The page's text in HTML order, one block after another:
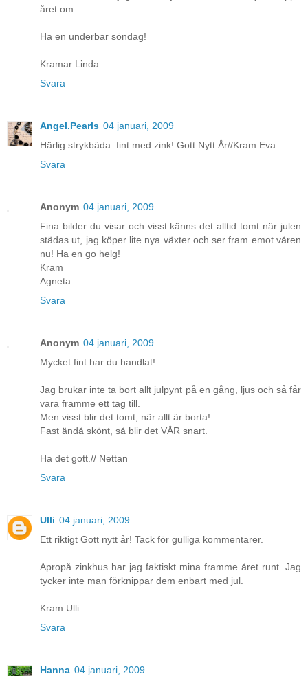
året om.
Ha en underbar söndag!
Kramar Linda
Svara
Angel.Pearls 04 januari, 2009
Härlig strykbäda..fint med zink! Gott Nytt År//Kram Eva
Svara
Anonym 04 januari, 2009
Fina bilder du visar och visst känns det alltid tomt när julen
städas ut, jag köper lite nya växter och ser fram emot våren
nu! Ha en go helg!
Kram
Agneta
Svara
Anonym 04 januari, 2009
Mycket fint har du handlat!
Jag brukar inte ta bort allt julpynt på en gång, ljus och så får
vara framme ett tag till.
Men visst blir det tomt, när allt är borta!
Fast ändå skönt, så blir det VÅR snart.
Ha det gott.// Nettan
Svara
Ulli 04 januari, 2009
Ett riktigt Gott nytt år! Tack för gulliga kommentarer.
Apropå zinkhus har jag faktiskt mina framme året runt. Jag
tycker inte man förknippar dem enbart med jul.
Kram Ulli
Svara
Hanna 04 januari, 2009